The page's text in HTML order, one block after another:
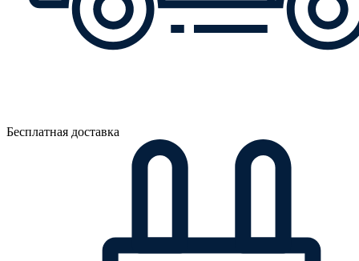
Бесплатная доставка